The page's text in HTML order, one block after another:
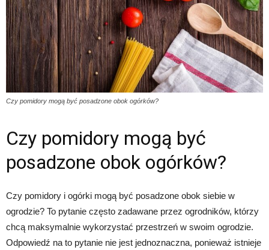
Czy pomidory mogą być posadzone obok ogórków?
Czy pomidory mogą być
posadzone obok ogórków?
Czy pomidory i ogórki mogą być posadzone obok siebie w
ogrodzie? To pytanie często zadawane przez ogrodników, którzy
chcą maksymalnie wykorzystać przestrzeń w swoim ogrodzie.
Odpowiedź na to pytanie nie jest jednoznaczna, ponieważ istnieje